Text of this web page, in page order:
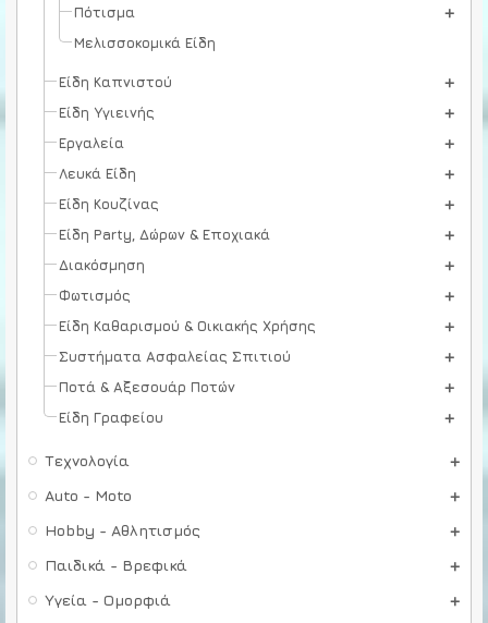
Πότισμα
Μελισσοκομικά Είδη
Είδη Καπνιστού
Είδη Υγιεινής
Εργαλεία
Λευκά Είδη
Είδη Κουζίνας
Είδη Party, Δώρων & Εποχιακά
Διακόσμηση
Φωτισμός
Είδη Καθαρισμού & Οικιακής Χρήσης
Συστήματα Ασφαλείας Σπιτιού
Ποτά & Αξεσουάρ Ποτών
Είδη Γραφείου
Τεχνολογία
Auto - Moto
Hobby - Αθλητισμός
Παιδικά - Βρεφικά
Υγεία - Ομορφιά